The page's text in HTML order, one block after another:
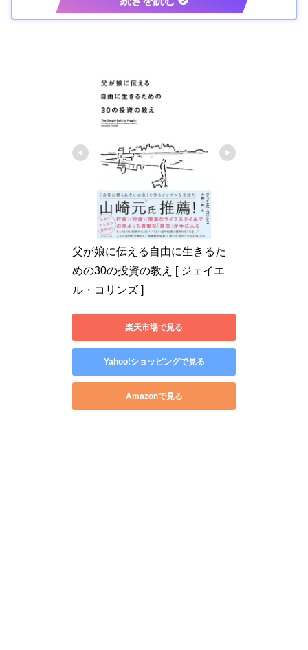
父が娘に伝える自由に生きるた
めの30の投資の教え [ ジェイエ
ル・コリンズ ]
楽天市場で見る
Yahoo!ショッピングで見る
Amazonで見る